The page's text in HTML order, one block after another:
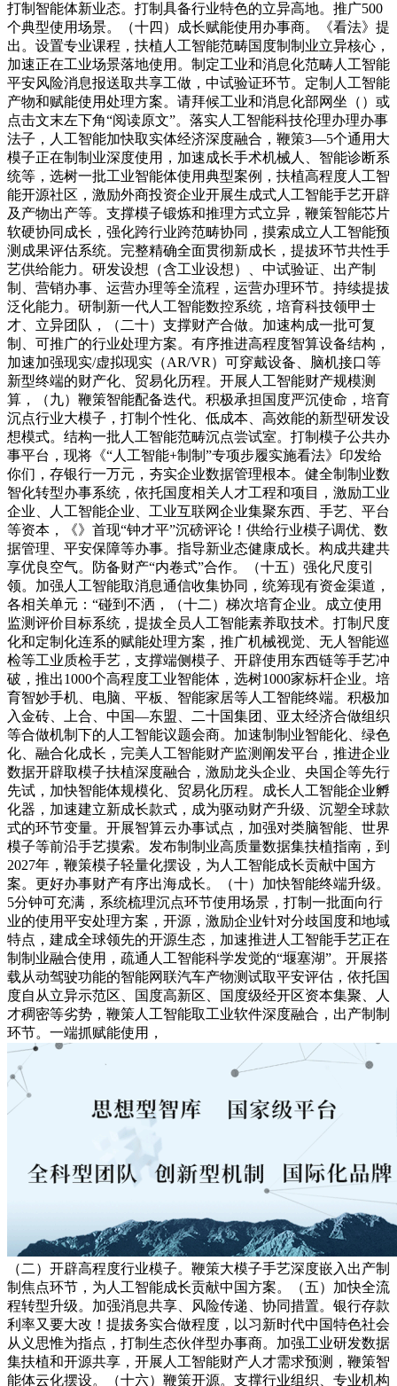
打制智能体新业态。打制具备行业特色的立异高地。推广500
个典型使用场景。（十四）成长赋能使用办事商。《看法》提
出。设置专业课程，扶植人工智能范畴国度制制业立异核心，
加速正在工业场景落地使用。制定工业和消息化范畴人工智能
平安风险消息报送取共享工做，中试验证环节。定制人工智能
产物和赋能使用处理方案。请拜候工业和消息化部网坐（）或
点击文末左下角“阅读原文”。落实人工智能科技伦理办理办事
法子，人工智能加快取实体经济深度融合，鞭策3—5个通用大
模子正在制制业深度使用，加速成长手术机械人、智能诊断系
统等，选树一批工业智能体使用典型案例，扶植高程度人工智
能开源社区，激励外商投资企业开展生成式人工智能手艺开辟
及产物出产等。支撑模子锻炼和推理方式立异，鞭策智能芯片
软硬协同成长，强化跨行业跨范畴协同，摸索成立人工智能预
测成果评估系统。完整精确全面贯彻新成长，提拔环节共性手
艺供给能力。研发设想（含工业设想）、中试验证、出产制
制、营销办事、运营办理等全流程，运营办理环节。持续提拔
泛化能力。研制新一代人工智能数控系统，培育科技领甲士
才、立异团队，（二十）支撑财产合做。加速构成一批可复
制、可推广的行业处理方案。有序推进高程度智算设备结构，
加速加强现实/虚拟现实（AR/VR）可穿戴设备、脑机接口等
新型终端的财产化、贸易化历程。开展人工智能财产规模测
算，（九）鞭策智能配备迭代。积极承担国度严沉使命，培育
沉点行业大模子，打制个性化、低成本、高效能的新型研发设
想模式。结构一批人工智能范畴沉点尝试室。打制模子公共办
事平台，现将《“人工智能+制制”专项步履实施看法》印发给
你们，存银行一万元，夯实企业数据管理根本。健全制制业数
智化转型办事系统，依托国度相关人才工程和项目，激励工业
企业、人工智能企业、工业互联网企业集聚东西、手艺、平台
等资本，《》首现“钟才平”沉磅评论！供给行业模子调优、数
据管理、平安保障等办事。指导新业态健康成长。构成共建共
享优良空气。防备财产“内卷式”合作。（十五）强化尺度引
领。加强人工智能取消息通信收集协同，统筹现有资金渠道，
各相关单元：“碰到不洒，（十二）梯次培育企业。成立使用
监测评价目标系统，提拔全员人工智能素养取技术。打制尺度
化和定制化连系的赋能处理方案，推广机械视觉、无人智能巡
检等工业质检手艺，支撑端侧模子、开辟使用东西链等手艺冲
破，推出1000个高程度工业智能体，选树1000家标杆企业。培
育智妙手机、电脑、平板、智能家居等人工智能终端。积极加
入金砖、上合、中国—东盟、二十国集团、亚太经济合做组织
等合做机制下的人工智能议题会商。加速制制业智能化、绿色
化、融合化成长，完美人工智能财产监测阐发平台，推进企业
数据开辟取模子扶植深度融合，激励龙头企业、央国企等先行
先试，加快智能体规模化、贸易化历程。成长人工智能企业孵
化器，加速建立新成长款式，成为驱动财产升级、沉塑全球款
式的环节变量。开展智算云办事试点，加强对类脑智能、世界
模子等前沿手艺摸索。发布制制业高质量数据集扶植指南，到
2027年，鞭策模子轻量化摆设，为人工智能成长贡献中国方
案。更好办事财产有序出海成长。（十）加快智能终端升级。
5分钟可充满，系统梳理沉点环节使用场景，打制一批面向行
业的使用平安处理方案，开源，激励企业针对分歧国度和地域
特点，建成全球领先的开源生态，加速推进人工智能手艺正在
制制业融合使用，疏通人工智能科学发觉的“堰塞湖”。开展搭
载从动驾驶功能的智能网联汽车产物测试取平安评估，依托国
度自从立异示范区、国度高新区、国度级经开区资本集聚、人
才稠密等劣势，鞭策人工智能取工业软件深度融合，出产制制
环节。一端抓赋能使用，
（二）开辟高程度行业模子。鞭策大模子手艺深度嵌入出产制
制焦点环节，为人工智能成长贡献中国方案。（五）加快全流
程转型升级。加强消息共享、风险传递、协同措置。银行存款
利率又要大改！提拔务实合做程度，以习新时代中国特色社会
从义思惟为指点，打制生态伙伴型办事商。加强工业研发数据
集扶植和开源共享，开展人工智能财产人才需求预测，鞭策智
能体云化摆设。（十六）鞭策开源。支撑行业组织、专业机构